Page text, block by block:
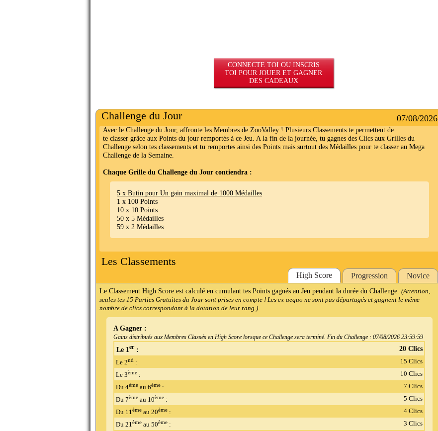
CONNECTE TOI OU INSCRIS
TOI POUR JOUER ET GAGNER
DES CADEAUX
Challenge du Jour 07/08/2026
Avec le Challenge du Jour, affronte les Membres de ZooValley ! Plusieurs Classements te permettent de
te classer grâce aux Points du jour remportés à ce Jeu. A la fin de la journée, tu gagnes des Clics aux Grilles du
Challenge selon tes classements et tu remportes ainsi des Points mais surtout des Médailles pour te classer au Mega
Challenge de la Semaine.
Chaque Grille du Challenge du Jour contiendra :
5 x Butin pour Un gain maximal de 1000 Médailles
1 x 100 Points
10 x 10 Points
50 x 5 Médailles
59 x 2 Médailles
Les Classements
High Score Progression Novice
Le Classement High Score est calculé en cumulant tes Points gagnés au Jeu pendant la durée du Challenge.(Attention,
seules tes 15 Parties Gratuites du Jour sont prises en compte ! Les ex-aequo ne sont pas départagés et gagnent le même
nombre de clics correspondant à la dotation de leur rang.)
A Gagner :
Gains distribués aux Membres Classés en High Score lorsque ce Challenge sera terminé. Fin du Challenge :07/08/2026 23:59:59
Le 1er: 20 Clics
Le 2nd :
15 Clics
Le 3ème :
10 Clics
Du 4ème au 6ème :
7 Clics
Du 7ème au 10ème :
5 Clics
Du 11ème au 20ème :
4 Clics
Du 21ème au 50ème :
3 Clics